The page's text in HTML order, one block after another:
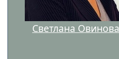
Светлана Овинова